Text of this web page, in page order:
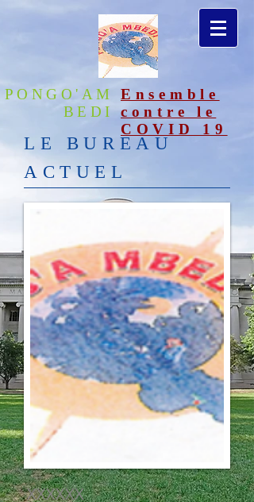
PONGO'AM
BEDI
Ensemble
contre le
COVID 19
LE BUREAU
ACTUEL
XXXXXX